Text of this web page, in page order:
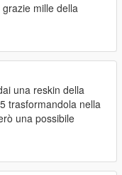
mille della
una reskin della
trasformandola nella
una possibile